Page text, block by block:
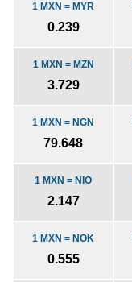
1 MXN = MYR
0.239
1 MXN = MZN
3.729
1 MXN = NGN
79.648
1 MXN = NIO
2.147
1 MXN = NOK
0.555